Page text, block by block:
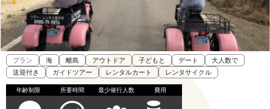
プラン 海 離島 アウトドア 子どもと デート
大人数で
送迎付き
ガイドツアー レンタルカート レンタサイクル
年齢制限 所要時間 最少催行人数 費用